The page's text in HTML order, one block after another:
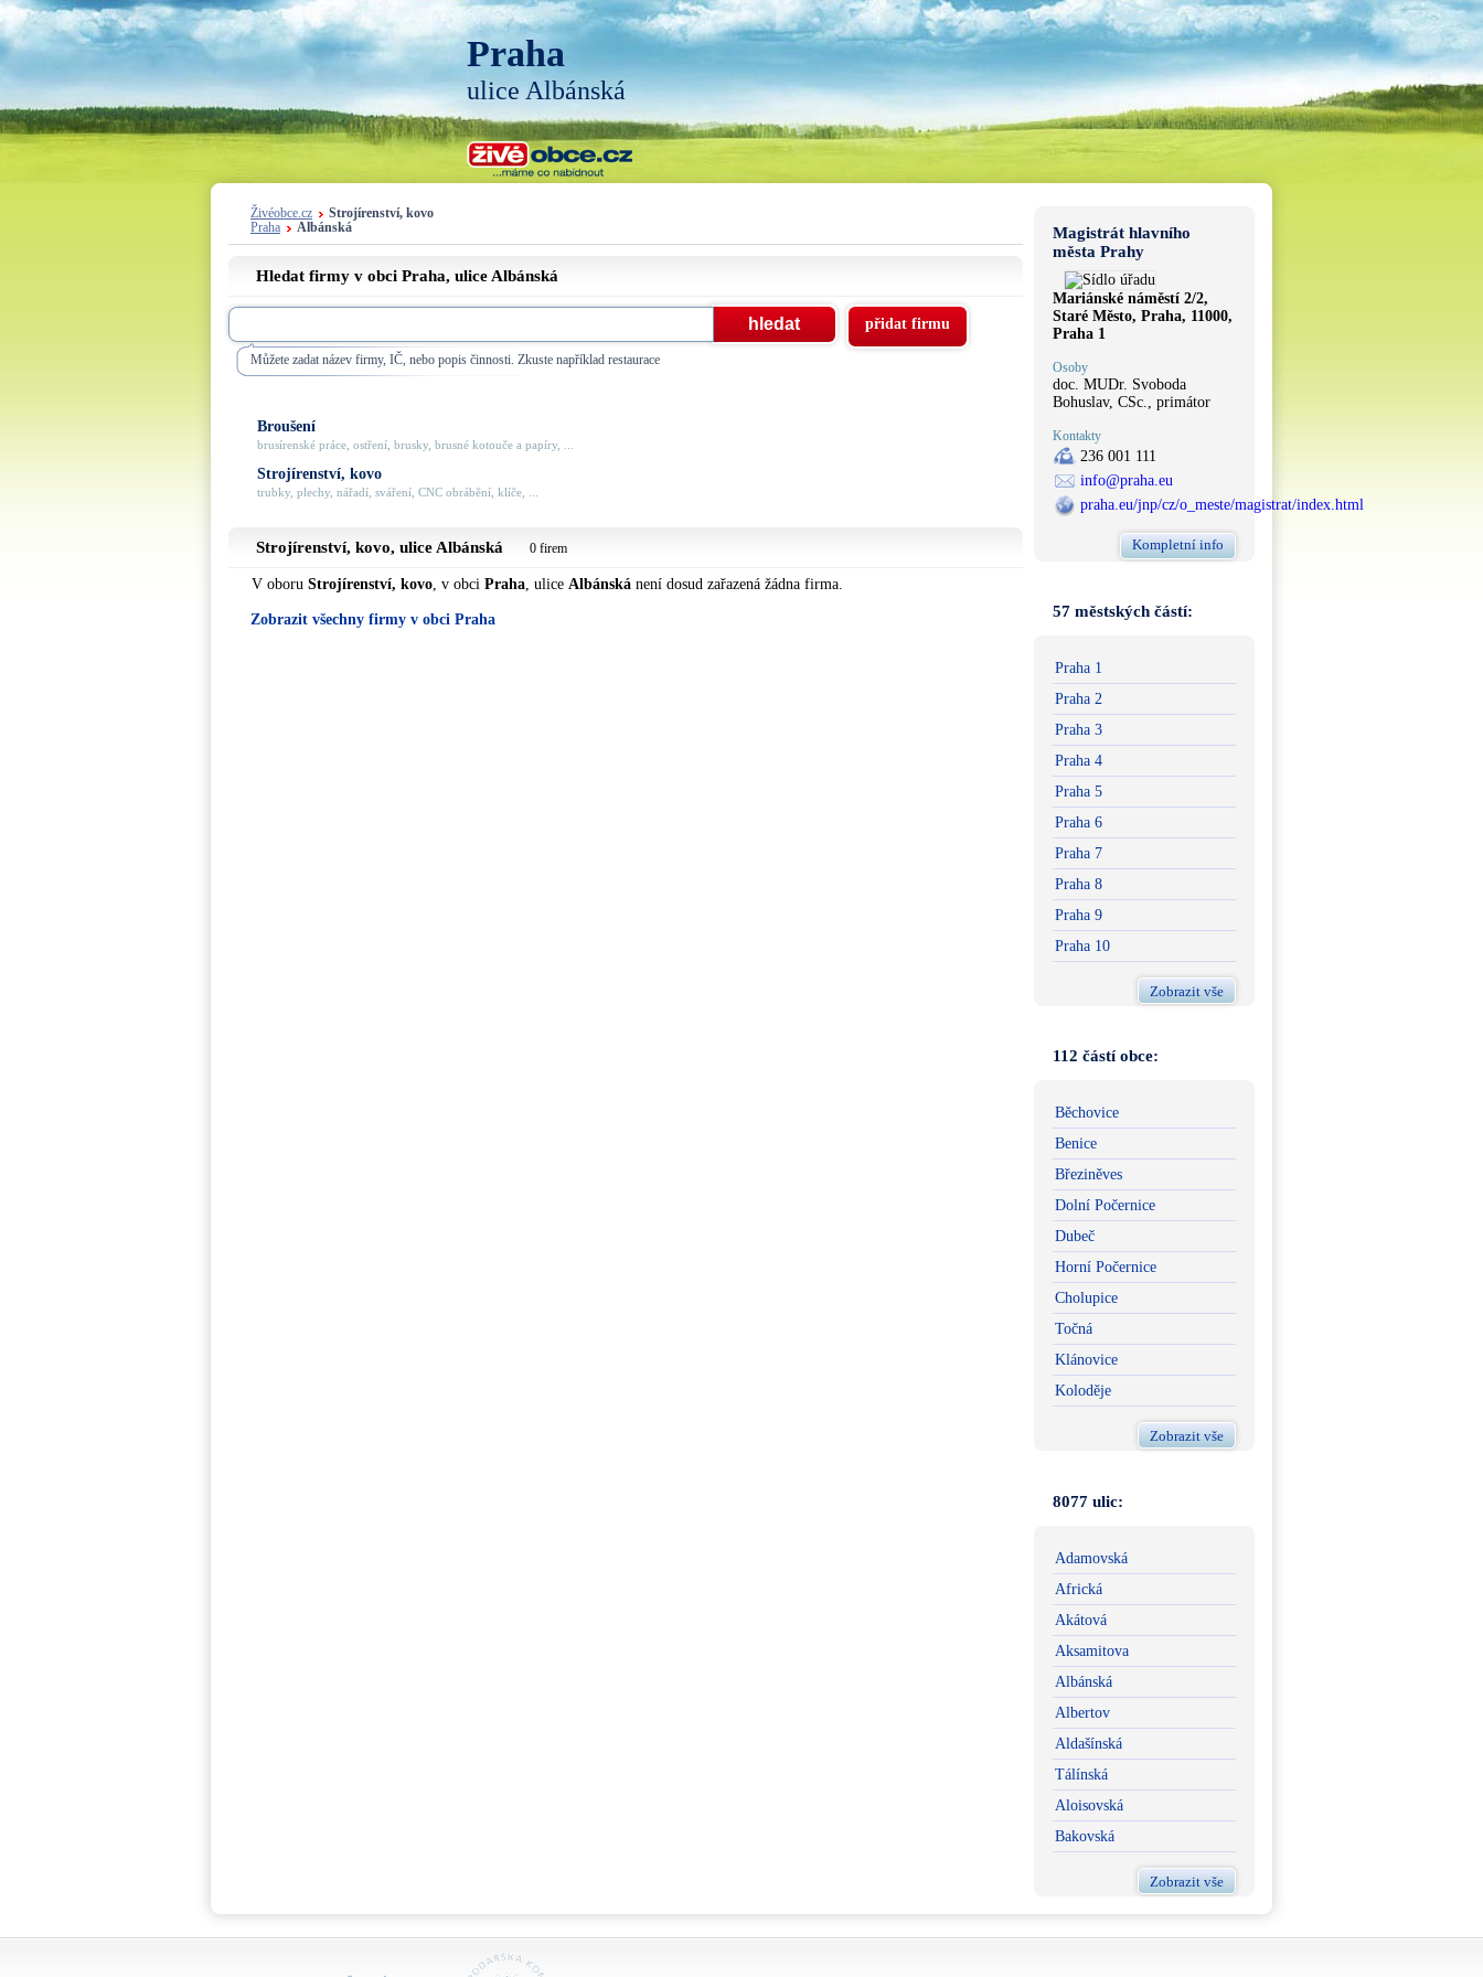
Praha
ulice Albánská
Živéobce.cz
Strojírenství, kovo
Praha
Albánská
Hledat firmy v obci Praha, ulice Albánská
Můžete zadat název firmy, IČ, nebo popis činnosti. Zkuste například restaurace
přidat firmu
Broušení
brusírenské práce, ostření, brusky, brusné kotouče a papíry, ...
Strojírenství, kovo
trubky, plechy, nářadí, sváření, CNC obrábění, klíče, ...
Strojírenství, kovo, ulice Albánská 0 firem
V oboru Strojírenství, kovo, v obci Praha, ulice Albánská není dosud zařazená žádna firma.
Zobrazit všechny firmy v obci Praha
Magistrát hlavního
města Prahy
Mariánské náměstí 2/2,
Staré Město, Praha, 11000,
Praha 1
Osoby
doc. MUDr. Svoboda
Bohuslav, CSc., primátor
Kontakty
236 001 111
info@praha.eu
praha.eu/jnp/cz/o_meste/magistrat/index.html
Kompletní info
57 městských částí:
Praha 1
Praha 2
Praha 3
Praha 4
Praha 5
Praha 6
Praha 7
Praha 8
Praha 9
Praha 10
Zobrazit vše
112 částí obce:
Běchovice
Benice
Březiněves
Dolní Počernice
Dubeč
Horní Počernice
Cholupice
Točná
Klánovice
Koloděje
Zobrazit vše
8077 ulic:
Adamovská
Africká
Akátová
Aksamitova
Albánská
Albertov
Aldašínská
Tálínská
Aloisovská
Bakovská
Zobrazit vše